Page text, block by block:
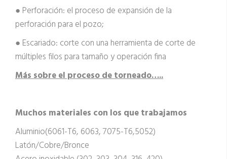
● Perforación: el proceso de expansión de la
perforación para el pozo;
● Escariado: corte con una herramienta de corte de
múltiples filos para tamaño y operación fina
Más sobre el proceso de torneado…..
Muchos materiales con los que trabajamos
Aluminio(6061-T6, 6063, 7075-T6,5052)
Latón/Cobre/Bronce